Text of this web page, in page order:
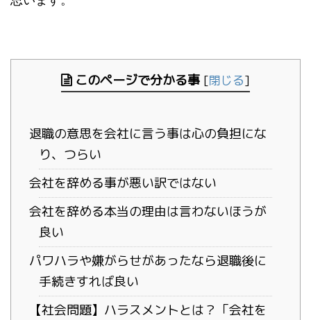
このページで分かる事 [閉じる]
退職の意思を会社に言う事は心の負担にな
り、つらい
会社を辞める事が悪い訳ではない
会社を辞める本当の理由は言わないほうが
良い
パワハラや嫌がらせがあったなら退職後に
手続きすれば良い
【社会問題】ハラスメントとは？「会社を